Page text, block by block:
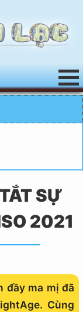
SỰ
2021
đầy ma mị đã
Cùng